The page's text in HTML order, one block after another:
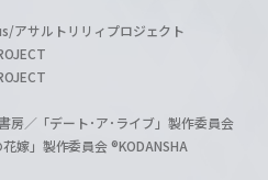
アサルトリリィプロジェクト
／「デート･ア･ライブ」製作委員会
嫁」製作委員会 ®KODANSHA